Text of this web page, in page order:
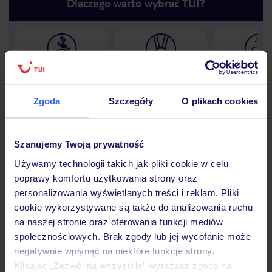
Zgoda Szczegóły O plikach cookies
Szanujemy Twoją prywatność
Używamy technologii takich jak pliki cookie w celu
poprawy komfortu użytkowania strony oraz
personalizowania wyświetlanych treści i reklam. Pliki
cookie wykorzystywane są także do analizowania ruchu
na naszej stronie oraz oferowania funkcji mediów
społecznościowych. Brak zgody lub jej wycofanie może
negatywnie wpłynąć na niektóre funkcje strony.
Klikając „Zezwól na wszystkie” wyrażasz zgodę na
Lider niskich cen 30 lat w
Hotel
Opinie
Pokoje